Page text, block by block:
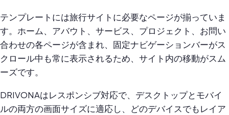
テンプレートには旅行サイトに必要なページが揃っていま
す。ホーム、アバウト、サービス、プロジェクト、お問い
合わせの各ページが含まれ、固定ナビゲーションバーがス
クロール中も常に表示されるため、サイト内の移動がスム
ーズです。
DRIVONAはレスポンシブ対応で、デスクトップとモバイ
ルの両方の画面サイズに適応し、どのデバイスでもレイア